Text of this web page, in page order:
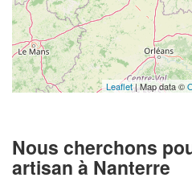
Leaflet| Map data ©
Nous cherchons
artisan à Nanterre